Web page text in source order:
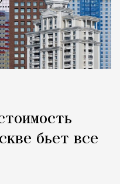
бьет все